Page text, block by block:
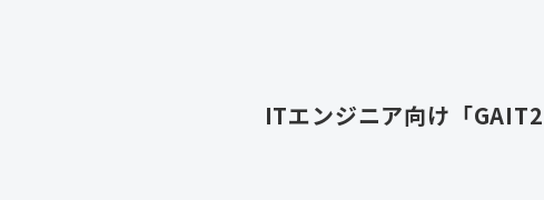
ITエンジニア向け「